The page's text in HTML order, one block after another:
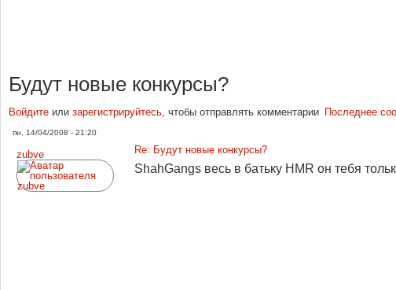
Будут новые конкурсы?
Войдите или зарегистрируйтесь, чтобы отправлять комментарии Последнее
пн, 14/04/2008 - 21:20
zubve
Re: Будут новые конкурсы?
ShahGangs весь в батьку HMR он тебя